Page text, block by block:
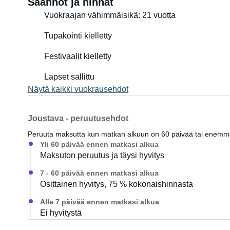
Asuntoautossa on myös älytelevisio Apple TV:llä. Sen
suoratoistopalveluita, kuten Netflixiä, Disney+:aa jne.,
Vuokraajan vähimmäisikä: 21 vuotta
Tupakointi kielletty
Festivaalit kielletty
Lapset sallittu
Näytä kaikki vuokrausehdot
Joustava - peruutusehdot
Peruuta maksutta kun matkan alkuun on 60 päivää tai
Yli 60 päivää ennen matkasi alkua
Maksuton peruutus ja täysi hyvitys
7 - 60 päivää ennen matkasi alkua
Osittainen hyvitys, 75 % kokonaishinnasta
Alle 7 päivää ennen matkasi alkua
Ei hyvitystä